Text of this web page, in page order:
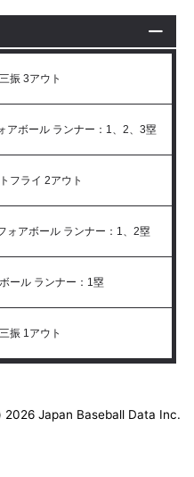
振 3アウト
アボール ランナー：1、2、3塁
フライ 2アウト
ォアボール ランナー：1、2塁
ール ランナー：1塁
振 1アウト
2026 Japan Baseball Data Inc.